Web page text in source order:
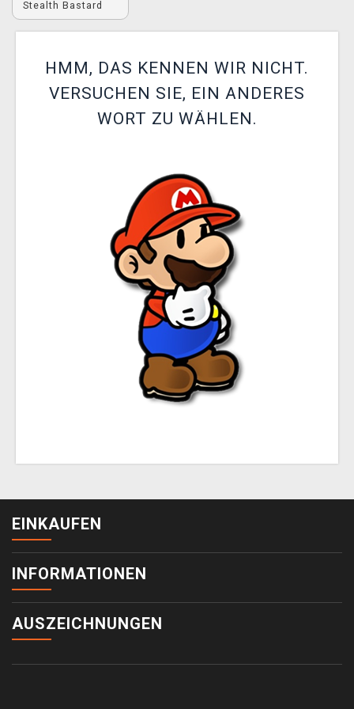
XZONE CLUB
Stealth Bastard
HMM, DAS KENNEN WIR NICHT.
VERSUCHEN SIE, EIN ANDERES
WORT ZU WÄHLEN.
EINKAUFEN
INFORMATIONEN
AUSZEICHNUNGEN